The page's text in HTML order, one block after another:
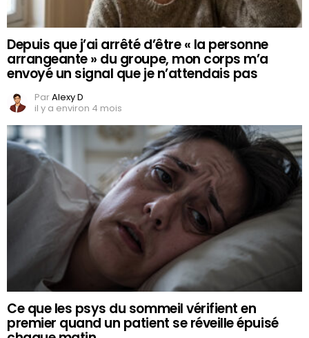
Depuis que j’ai arrêté d’être « la personne
arrangeante » du groupe, mon corps m’a
envoyé un signal que je n’attendais pas
ParAlexy D
il y a environ 4 mois
Ce que les psys du sommeil vérifient en
premier quand un patient se réveille épuisé